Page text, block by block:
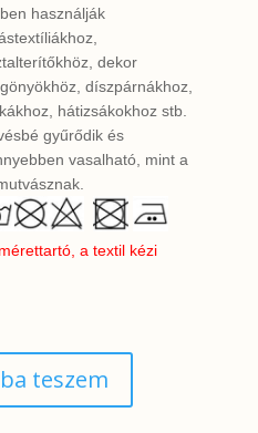
használják
dekor
díszpárnákhoz,
hátizsákokhoz stb.
gyűrődik és
vasalható, mint a
a textil kézi
teszem